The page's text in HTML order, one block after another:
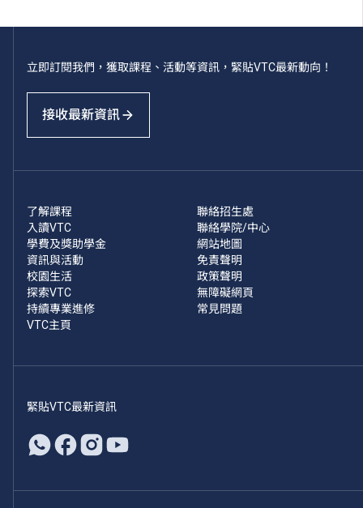
立即訂閱我們，獲取課程、活動等資訊，緊貼VTC最新動向！
接收最新資訊
了解課程
入讀VTC
學費及獎助學金
資訊與活動
校園生活
探索VTC
持續專業進修
VTC主頁
聯絡招生處
聯絡學院/中心
網站地圖
免責聲明
政策聲明
無障礙網頁
常見問題
緊貼VTC最新資訊